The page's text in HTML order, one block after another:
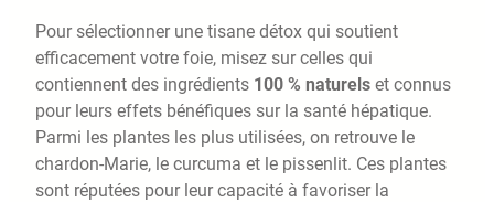
Pour sélectionner une tisane détox qui soutient
efficacement votre foie, misez sur celles qui
contiennent des ingrédients 100 % naturels et connus
pour leurs effets bénéfiques sur la santé hépatique.
Parmi les plantes les plus utilisées, on retrouve le
chardon-Marie, le curcuma et le pissenlit. Ces plantes
sont réputées pour leur capacité à favoriser la